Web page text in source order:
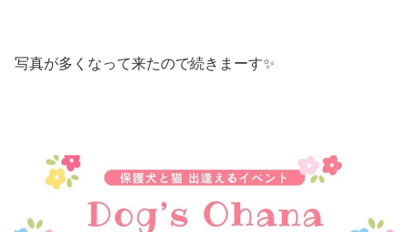
写真が多くなって来たので続きまーす✨